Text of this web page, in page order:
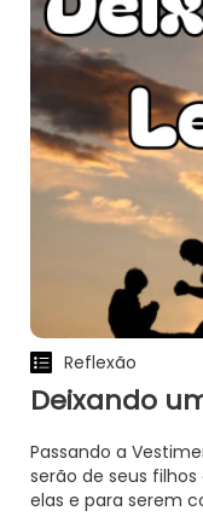
Reflexão
Deixando
Passando a
serão de seus
elas e para serem